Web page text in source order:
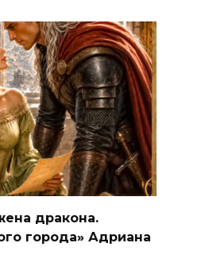
дракона.
города» Адриана